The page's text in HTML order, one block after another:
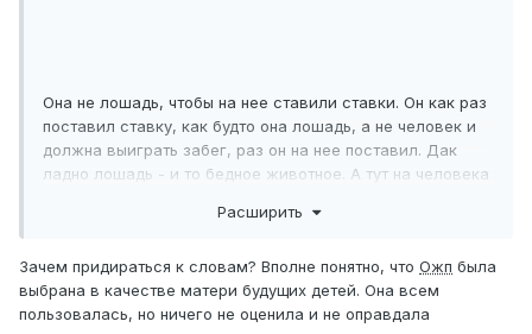
Она не лошадь, чтобы на нее ставили ставки. Он как раз
поставил ставку, как будто она лошадь, а не человек и
должна выиграть забег, раз он на нее поставил. Дак
ладно лошадь - и то бедное животное. А тут на человека
Расширить
Зачем придираться к словам? Вполне понятно, что Ожп была
выбрана в качестве матери будущих детей. Она всем
пользовалась, но ничего не оценила и не оправдала